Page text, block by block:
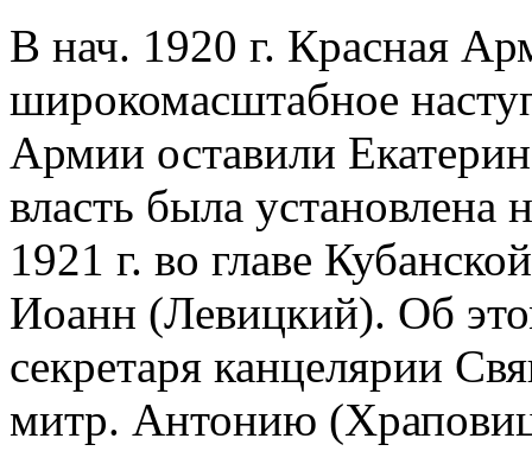
В нач. 1920 г. Красная
широкомасштабное
Армии оставили
власть была установлена
1921 г. во главе
Иоанн (Левицкий). Об
секретаря канцелярии
митр. Антонию